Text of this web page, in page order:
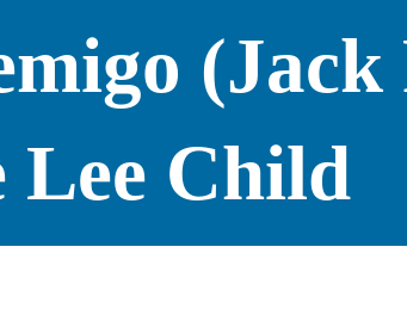
Lee Child